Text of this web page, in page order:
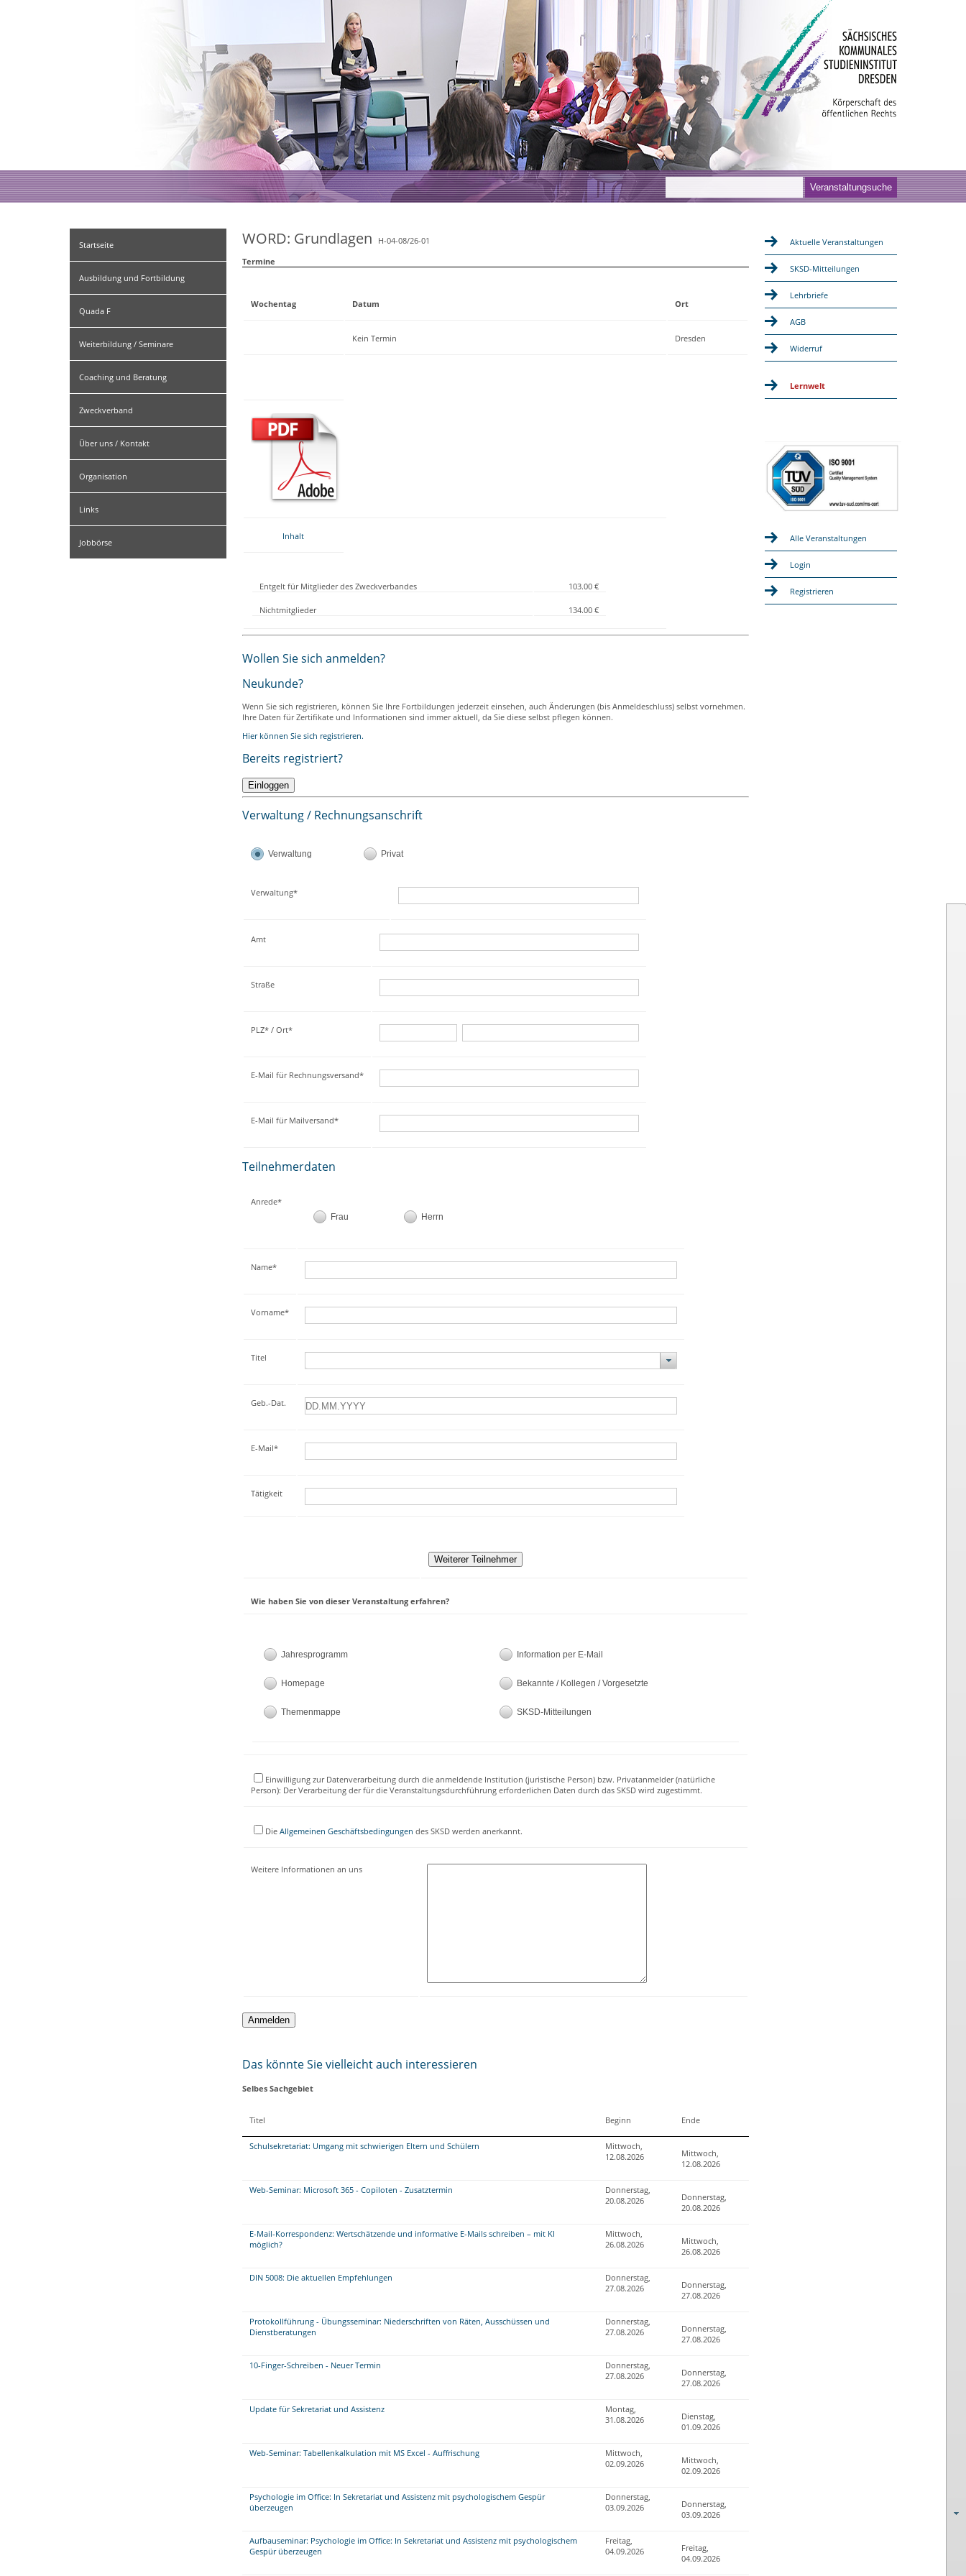
Startseite
Ausbildung und Fortbildung
Quada F
Weiterbildung / Seminare
Coaching und Beratung
Zweckverband
Über uns / Kontakt
Organisation
Links
Jobbörse
WORD: Grundlagen
H-04-08/26-01
Termine
Wochentag Datum Ort
Kein Termin Dresden
Inhalt
Entgelt für Mitglieder des Zweckverbandes 103.00 €
Nichtmitglieder 134.00 €
Wollen Sie sich anmelden?
Neukunde?
Wenn Sie sich registrieren, können Sie Ihre Fortbildungen jederzeit einsehen, auch Änderungen (bis Anmeldeschluss) selbst vornehmen.
Ihre Daten für Zertifikate und Informationen sind immer aktuell, da Sie diese selbst pflegen können.
Hier können Sie sich registrieren.
Bereits registriert?
Verwaltung / Rechnungsanschrift
Verwaltung Privat
Verwaltung*
Amt
Straße
PLZ* / Ort*
E-Mail für Rechnungsversand*
E-Mail für Mailversand*
Teilnehmerdaten
Anrede*
Frau Herrn
Name*
Vorname*
Titel
Geb.-Dat.
E-Mail*
Tätigkeit
Wie haben Sie von dieser Veranstaltung erfahren?
Jahresprogramm Information per E-Mail
Homepage Bekannte / Kollegen / Vorgesetzte
Themenmappe SKSD-Mitteilungen
Einwilligung zur Datenverarbeitung durch die anmeldende Institution (juristische Person) bzw. Privatanmelder (natürliche
Person): Der Verarbeitung der für die Veranstaltungsdurchführung erforderlichen Daten durch das SKSD wird zugestimmt.
DieAllgemeinen Geschäftsbedingungen des SKSD werden anerkannt.
Weitere Informationen an uns
Das könnte Sie vielleicht auch interessieren
Selbes Sachgebiet
Titel Beginn Ende
Schulsekretariat: Umgang mit schwierigen Eltern und Schülern
Mittwoch,
12.08.2026
Mittwoch,
12.08.2026
Web-Seminar: Microsoft 365 - Copiloten - Zusatztermin
Donnerstag,
20.08.2026
Donnerstag,
20.08.2026
E-Mail-Korrespondenz: Wertschätzende und informative E-Mails schreiben – mit KI
möglich?
Mittwoch,
26.08.2026
Mittwoch,
26.08.2026
DIN 5008: Die aktuellen Empfehlungen
Donnerstag,
27.08.2026
Donnerstag,
27.08.2026
Protokollführung - Übungsseminar: Niederschriften von Räten, Ausschüssen und
Dienstberatungen
Donnerstag,
27.08.2026
Donnerstag,
27.08.2026
10-Finger-Schreiben - Neuer Termin
Donnerstag,
27.08.2026
Donnerstag,
27.08.2026
Update für Sekretariat und Assistenz
Montag,
31.08.2026
Dienstag,
01.09.2026
Web-Seminar: Tabellenkalkulation mit MS Excel - Auffrischung
Mittwoch,
02.09.2026
Mittwoch,
02.09.2026
Psychologie im Office: In Sekretariat und Assistenz mit psychologischem Gespür
überzeugen
Donnerstag,
03.09.2026
Donnerstag,
03.09.2026
Aufbauseminar: Psychologie im Office: In Sekretariat und Assistenz mit psychologischem
Gespür überzeugen
Freitag,
04.09.2026
Freitag,
04.09.2026
Aktuelle Veranstaltungen
SKSD-Mitteilungen
Lehrbriefe
AGB
Widerruf
Lernwelt
Alle Veranstaltungen
Login
Registrieren